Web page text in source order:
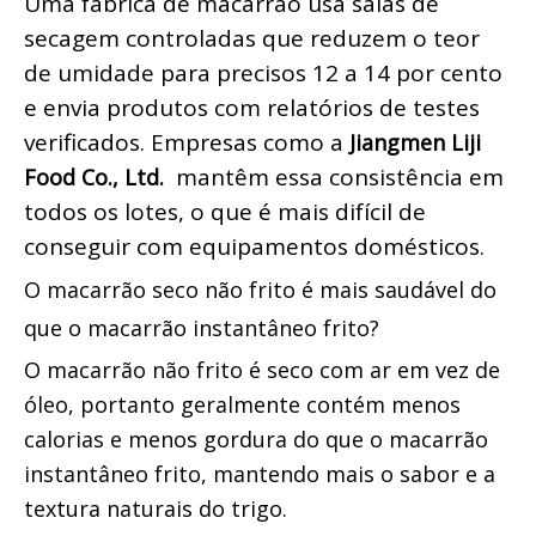
secagem controladas que reduzem o teor
de umidade para precisos 12 a 14 por cento
e envia produtos com relatórios de testes
verificados. Empresas como a Jiangmen Liji
Food Co., Ltd. mantêm essa consistência em
todos os lotes, o que é mais difícil de
conseguir com equipamentos domésticos.
O macarrão seco não frito é mais saudável do
que o macarrão instantâneo frito?
O macarrão não frito é seco com ar em vez de
óleo, portanto geralmente contém menos
calorias e menos gordura do que o macarrão
instantâneo frito, mantendo mais o sabor e a
textura naturais do trigo.